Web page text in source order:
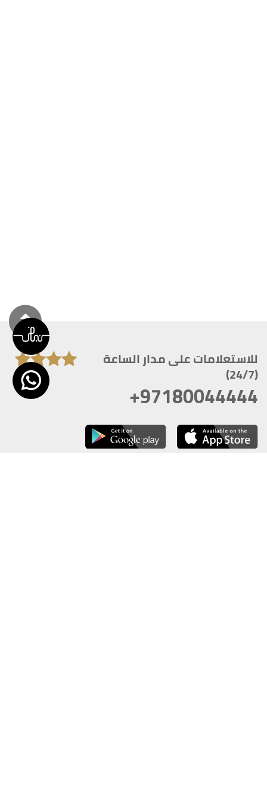
للاستعلامات على مدار الساعة
(24/7)
+97180044444